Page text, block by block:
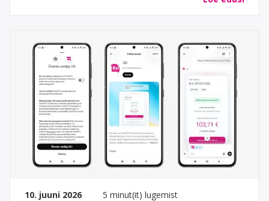
10. juuni 2026 5 minut(it) lugemist